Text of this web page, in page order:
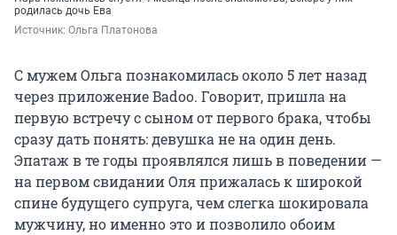
родилась дочь Ева
Источник: Ольга Платонова
С мужем Ольга познакомилась около 5 лет назад
через приложение Badoo. Говорит, пришла на
первую встречу с сыном от первого брака, чтобы
сразу дать понять: девушка не на один день.
Эпатаж в те годы проявлялся лишь в поведении —
на первом свидании Оля прижалась к широкой
спине будущего супруга, чем слегка шокировала
мужчину, но именно это и позволило обоим